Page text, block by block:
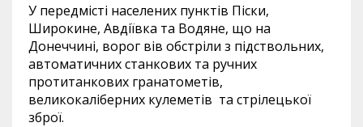
У передмісті населених пунктів Піски,
Широкине, Авдіївка та Водяне, що на
Донеччині, ворог вів обстріли з підствольних,
автоматичних станкових та ручних
протитанкових гранатометів,
великокаліберних кулеметів та стрілецької
зброї.